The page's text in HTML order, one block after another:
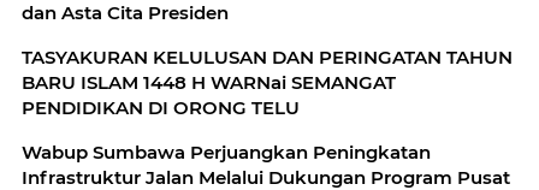
dan Asta Cita Presiden
TASYAKURAN KELULUSAN DAN PERINGATAN TAHUN
BARU ISLAM 1448 H WARNai SEMANGAT
PENDIDIKAN DI ORONG TELU
Wabup Sumbawa Perjuangkan Peningkatan
Infrastruktur Jalan Melalui Dukungan Program Pusat